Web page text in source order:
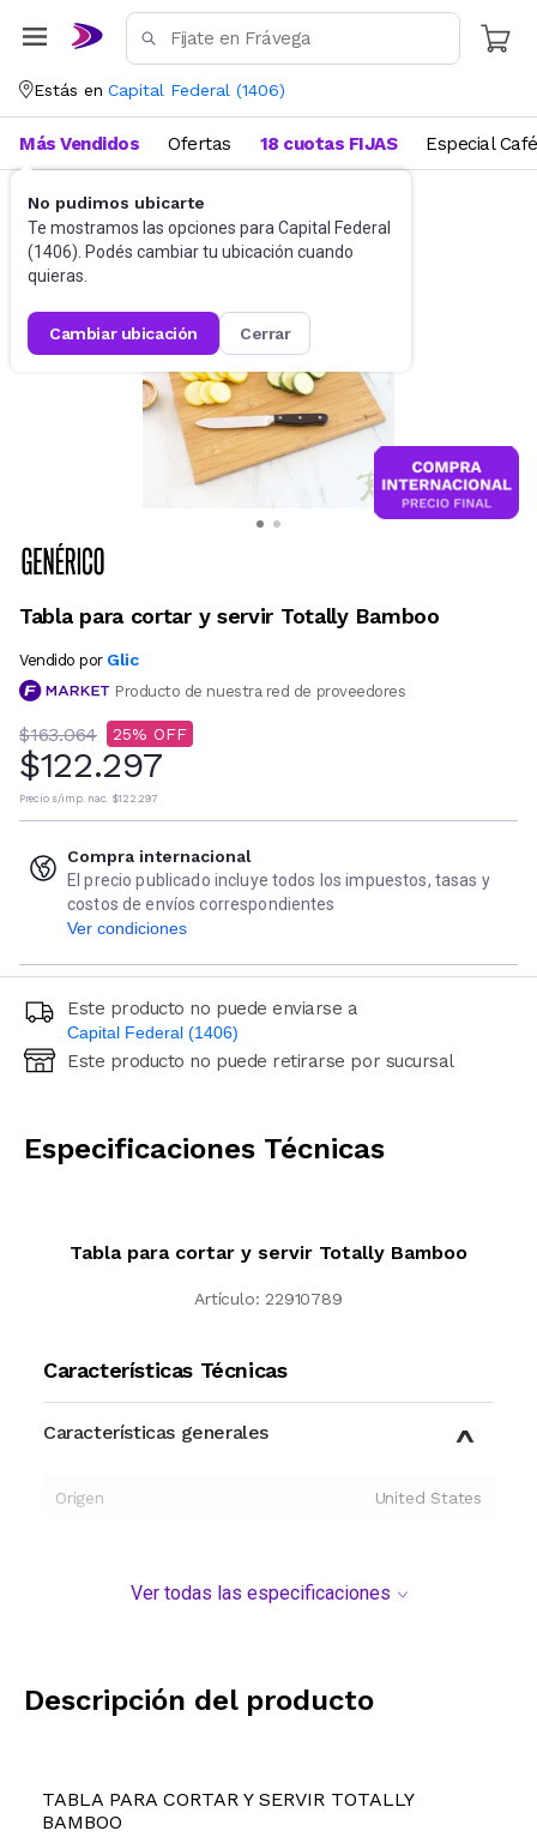
Estás en Capital Federal (1406)
No pudimos ubicarte
Te mostramos las opciones para Capital Federal
(1406). Podés cambiar tu ubicación cuando
quieras.
cambiar ubicación cerrar
Más Vendidos Ofertas 18 cuotas FIJAS Especial Café
Utensilios de cocina
Tabla para cortar y servir Totally Bamboo
Vendido por Glic
Producto de nuestra red de proveedores
$163.064 25
$122.297
Precio s/imp. nac. $122.297
Compra internacional
El precio publicado incluye todos los impuestos, tasas y
costos de envíos correspondientes
Ver condiciones
Este producto no puede enviarse a
Capital Federal (1406)
Ingresá código postal (sólo números)
Este producto no puede retirarse por sucursal
Especificaciones Técnicas
Tabla para cortar y servir Totally Bamboo
Artículo: 22910789
Características Técnicas
Características generales
Origen United States
Ver todas las especificaciones
Descripción del producto
TABLA PARA CORTAR Y SERVIR TOTALLY
BAMBOO